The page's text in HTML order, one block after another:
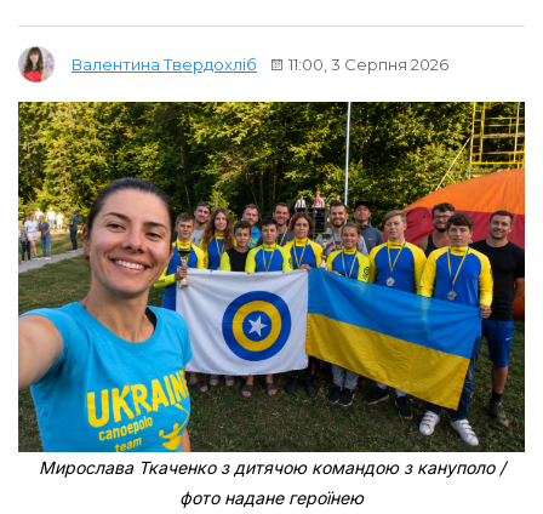
Валентина Твердохліб 11:00, 3 Серпня 2026
Мирослава Ткаченко з дитячою командою з кануполо /
фото надане героїнею